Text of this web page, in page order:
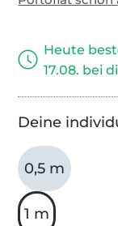
Heute
17.08. bei
Deine
0,5 m
1 m